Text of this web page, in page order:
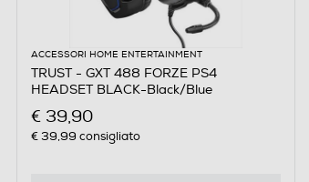
ACCESSORI HOME ENTERTAINMENT
TRUST - GXT 488 FORZE PS4
HEADSET BLACK-Black/Blue
€ 39,90
€ 39,99 consigliato